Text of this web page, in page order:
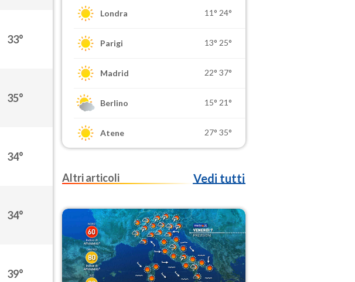
33°
35°
34°
34°
39°
Londra 11° 24°
Parigi 13° 25°
Madrid 22° 37°
Berlino 15° 21°
Atene 27° 35°
Altri articoli Vedi tutti